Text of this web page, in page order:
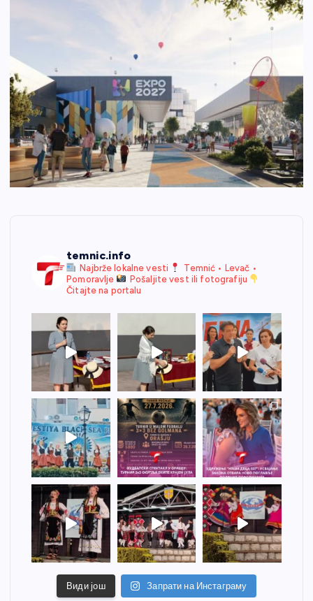
temnic.info
Najbrže lokalne vesti
Temnić • Levač •
Pomoravlje
Pošaljite vest ili fotografiju
Čitajte na portalu
Види још Запрати на Инстаграму